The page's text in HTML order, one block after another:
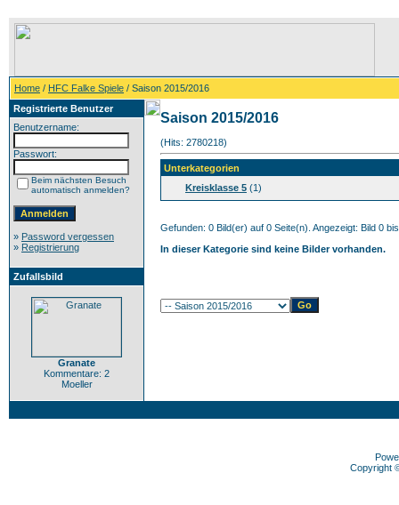
Home / HFC Falke Spiele / Saison 2015/2016
Registrierte Benutzer
Benutzername:
Passwort:
Beim nächsten Besuch
automatisch anmelden?
» Password vergessen
» Registrierung
Zufallsbild
Granate
Kommentare: 2
Moeller
Saison 2015/2016
(Hits: 2780218)
Unterkategorien
Kreisklasse 5 (1)
Gefunden: 0 Bild(er) auf 0 Seite(n). Angezeigt: Bild 0
In dieser Kategorie sind keine Bilder vorhanden.
Copyright